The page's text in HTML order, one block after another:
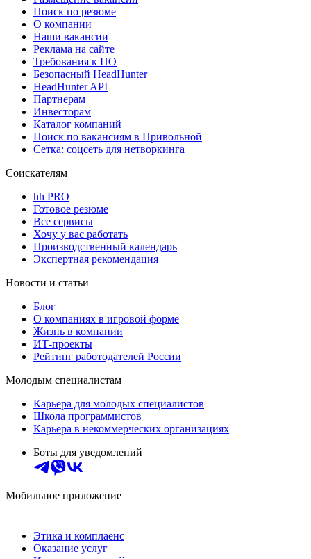
Поиск по резюме
О компании
Наши вакансии
Реклама на сайте
Требования к ПО
Безопасный HeadHunter
HeadHunter API
Партнерам
Инвесторам
Каталог компаний
Поиск по вакансиям в Привольной
Сетка: соцсеть для нетворкинга
Соискателям
hh PRO
Готовое резюме
Все сервисы
Хочу у вас работать
Производственный календарь
Экспертная рекомендация
Новости и статьи
Блог
О компаниях в игровой форме
Жизнь в компании
ИТ-проекты
Рейтинг работодателей России
Молодым специалистам
Карьера для молодых специалистов
Школа программистов
Карьера в некоммерческих организациях
Боты для уведомлений
Мобильное приложение
Этика и комплаенс
Оказание услуг